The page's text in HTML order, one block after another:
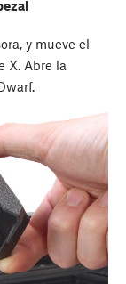
y mueve el
X. Abre la